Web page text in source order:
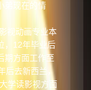
弟现在的情
视动画专业本
，12年毕业后
期方面工作至
后去新西兰，
学读影视方面